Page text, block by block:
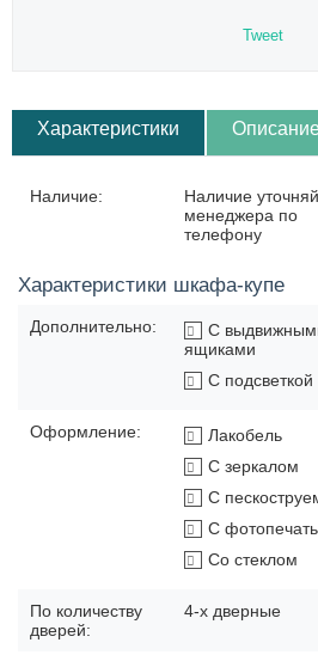
Tweet
Характеристики
Наличие:
Наличие
менеджера по
телефону
Характеристики шкафа-купе
Дополнительно:
С
ящиками
С подсветкой
Оформление:
Лакобель
С зеркалом
С
С
Со стеклом
По количеству
дверей:
4-х дверные